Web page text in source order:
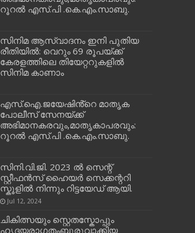
റൂറൽ എസ്.പി .കെ.എം.സാബു.
സിനിമ ആസ്വാദനം ഇനി പുതിയ
രീതിയിൽ: വെറും 69 രൂപയ്ക്ക്
കേരളത്തിലെ തിയേറ്ററുകളിൽ
സിനിമ കാണാം
എസ്.ഐ.ജയേഷിൻ്റെ മാതൃക
പോലീസ് സേനയ്ക്ക്
അഭിമാനകരവും,മാതൃകാപരവും:
റൂറൽ എസ്.പി .കെ.എം.സാബു.
സിനി.വി.ജി. 2023 ൽ സെന്റ്
സ്റ്റീഫൻസ് ഹൈയർ സെക്കന്ററി
സ്കൂളിൽ നിന്നും റിട്ടയേഡ് ആയി.
Jul 12, 2024
ചികിത്സയും സ്റ്റെതസ്കോപ്പും
ഹൃദയരാഗതംബുരുവാക്കിയ